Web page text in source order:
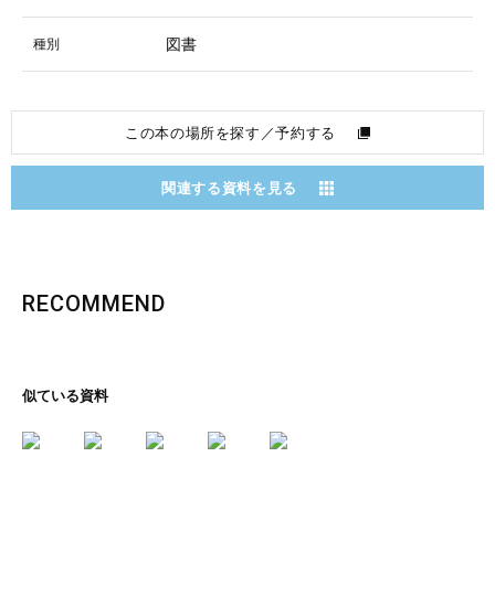
種別 図書
この本の場所を探す／予約する
関連する資料を見る
RECOMMEND
似ている資料